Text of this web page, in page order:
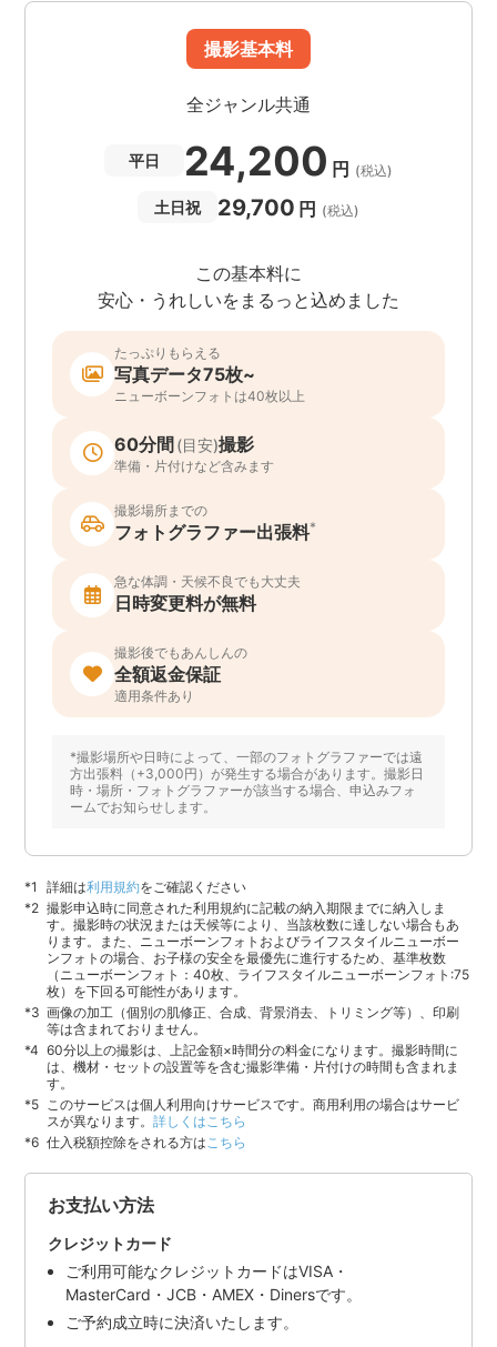
撮影基本料
全ジャンル共通
平日 24,200 円 (税込)
土日祝 29,700 円 (税込)
この基本料に
安心・うれしいをまるっと込めました
たっぷりもらえる
写真データ75枚~
ニューボーンフォトは40枚以上
60分間 (目安)撮影
準備・片付けなど含みます
撮影場所までの
フォトグラファー出張料*
急な体調・天候不良でも大丈夫
日時変更料が無料
撮影後でもあんしんの
全額返金保証
適用条件あり
*撮影場所や日時によって、一部のフォトグラファーでは遠
方出張料（+3,000円）が発生する場合があります。撮影日
時・場所・フォトグラファーが該当する場合、申込みフォ
ームでお知らせします。
詳細は利用規約をご確認ください
撮影申込時に同意された利用規約に記載の納入期限までに納入しま
す。撮影時の状況または天候等により、当該枚数に達しない場合もあ
ります。また、ニューボーンフォトおよびライフスタイルニューボー
ンフォトの場合、お子様の安全を最優先に進行するため、基準枚数
（ニューボーンフォト：40枚、ライフスタイルニューボーンフォト:75
枚）を下回る可能性があります。
画像の加工（個別の肌修正、合成、背景消去、トリミング等）、印刷
等は含まれておりません。
60分以上の撮影は、上記金額×時間分の料金になります。撮影時間に
は、機材・セットの設置等を含む撮影準備・片付けの時間も含まれま
す。
このサービスは個人利用向けサービスです。商用利用の場合はサービ
スが異なります。詳しくはこちら
仕入税額控除をされる方は こちら
お支払い方法
クレジットカード
ご利用可能なクレジットカードはVISA・
MasterCard・JCB・AMEX・Dinersです。
ご予約成立時に決済いたします。